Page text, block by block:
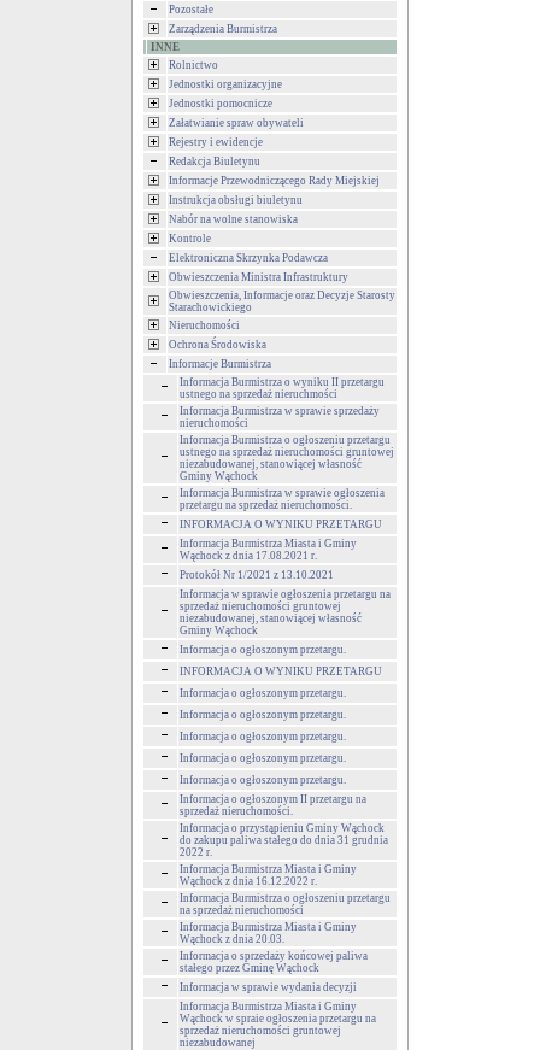
Pozostałe
Zarządzenia Burmistrza
INNE
Rolnictwo
Jednostki organizacyjne
Jednostki pomocnicze
Załatwianie spraw obywateli
Rejestry i ewidencje
Redakcja Biuletynu
Informacje Przewodniczącego Rady Miejskiej
Instrukcja obsługi biuletynu
Nabór na wolne stanowiska
Kontrole
Elektroniczna Skrzynka Podawcza
Obwieszczenia Ministra Infrastruktury
Obwieszczenia, Informacje oraz Decyzje Starosty
Starachowickiego
Nieruchomości
Ochrona Środowiska
Informacje Burmistrza
Informacja Burmistrza o wyniku II przetargu
ustnego na sprzedaż nieruchmości
Informacja Burmistrza w sprawie sprzedaży
nieruchomości
Informacja Burmistrza o ogłoszeniu przetargu
ustnego na sprzedaż nieruchomości gruntowej
niezabudowanej, stanowiącej własność
Gminy Wąchock
Informacja Burmistrza w sprawie ogłoszenia
przetargu na sprzedaż nieruchomości.
INFORMACJA O WYNIKU PRZETARGU
Informacja Burmistrza Miasta i Gminy
Wąchock z dnia 17.08.2021 r.
Protokół Nr 1/2021 z 13.10.2021
Informacja w sprawie ogłoszenia przetargu na
sprzedaż nieruchomości gruntowej
niezabudowanej, stanowiącej własność
Gminy Wąchock
Informacja o ogłoszonym przetargu.
INFORMACJA O WYNIKU PRZETARGU
Informacja o ogłoszonym przetargu.
Informacja o ogłoszonym przetargu.
Informacja o ogłoszonym przetargu.
Informacja o ogłoszonym przetargu.
Informacja o ogłoszonym przetargu.
Informacja o ogłoszonym II przetargu na
sprzedaż nieruchomości.
Informacja o przystąpieniu Gminy Wąchock
do zakupu paliwa stałego do dnia 31 grudnia
2022 r.
Informacja Burmistrza Miasta i Gminy
Wąchock z dnia 16.12.2022 r.
Informacja Burmistrza o ogłoszeniu przetargu
na sprzedaż nieruchomości
Informacja Burmistrza Miasta i Gminy
Wąchock z dnia 20.03.
Informacja o sprzedaży końcowej paliwa
stałego przez Gminę Wąchock
Informacja w sprawie wydania decyzji
Informacja Burmistrza Miasta i Gminy
Wąchock w spraie ogłoszenia przetargu na
sprzedaż nieruchomości gruntowej
niezabudowanej